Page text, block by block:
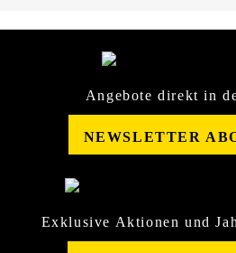
Angebote direkt in
NEWSLETTER
Exklusive Aktionen und